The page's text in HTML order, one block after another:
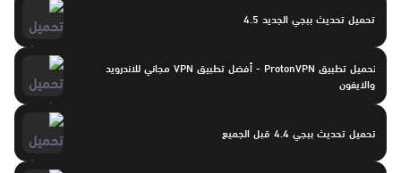
تحميل تحديث ببجي الجديد 4.5
تحميل تطبيق ProtonVPN - أفضل تطبيق VPN مجاني للاندرويد
والايفون
تحميل تحديث ببجي 4.4 قبل الجميع